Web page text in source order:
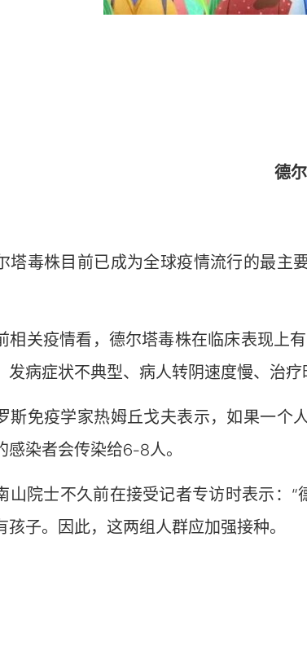
德
毒株目前已成为全球疫情流行的最主
关疫情看，德尔塔毒株在临床表现上有
发病症状不典型、病人转阴速度慢、治疗
免疫学家热姆丘戈夫表示，如果一个
感染者会传染给6-8人。
士不久前在接受记者专访时表示：“
孩子。因此，这两组人群应加强接种。